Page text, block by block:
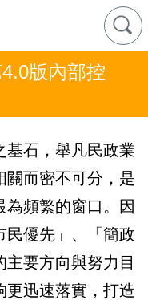
版內部控
基石，舉凡民政業
關而密不可分，是
頻繁的窗口。因
民優先」、「簡政
要方向與努力目
更迅速落實，打造